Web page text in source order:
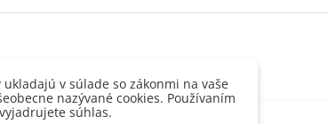
100 cmv súlade so zákonmi na vaše
nazývané cookies. Používaním
súhlas.